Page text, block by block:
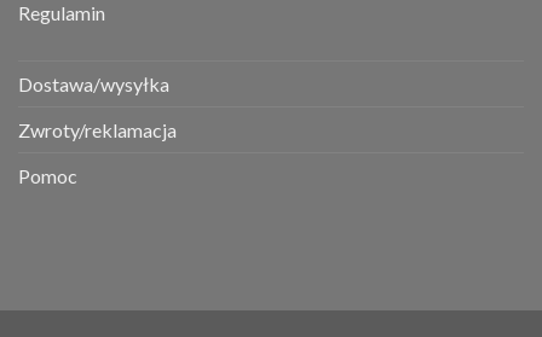
Regulamin
Dostawa/wysyłka
Zwroty/reklamacja
Pomoc